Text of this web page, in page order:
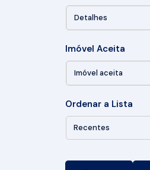
Detalhes
Imóvel Aceita
Imóvel aceita
Ordenar a Lista